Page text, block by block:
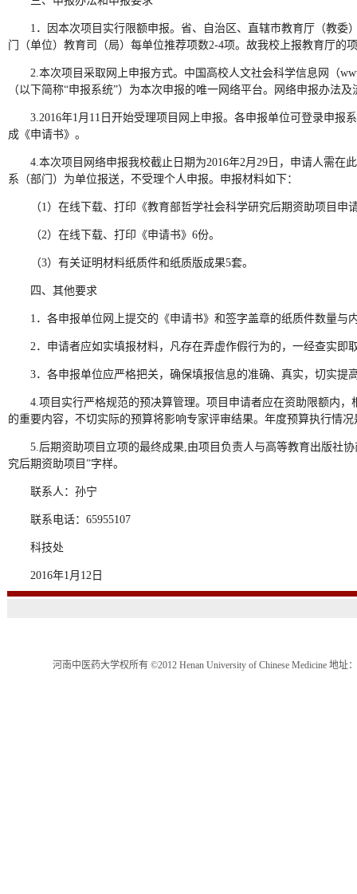
1．因本次项目实行限额申报。省、自治区、直辖市教育厅（教
门（单位）教育司（局）每单位推荐项数2-4项。故我校上报教育厅的
2.本次项目采取网上申报方式。中国高校人文社会科学信息网（
（以下简称“申报系统”）为本次申报的唯一网络平台。网络申报办法
3.2016年1月11日开始受理项目网上申报。各申报单位可登录申
成《申请书》。
4.本次项目网络申报我校截止日期为2016年2月29日，申请人需
系（部门）为单位报送，不受理个人申报。申报材料如下：
（1）在线下载、打印《教育部哲学社会科学研究后期资助项目
（2）在线下载、打印《申请书》6份。
（3）有关证明材料纸质件和纸质版成果5套。
四、其他要求
1．各申报单位网上提交的《申请书》和签字盖章的纸质件数量与
2．申请者应如实填报材料，凡存在弄虚作假行为的，一经查实即
3．各申报单位应严格把关，确保填报信息的准确、真实，切实提
4.项目实行严格规范的预决算管理。项目申请者应在资助限额内
的重要内容，不切实际的预算将影响专家评审结果。年度预算执行情
5.后期资助项目立项的最终成果,由项目负责人与高等教育出版社
究后期资助项目”字样。
联系人：孙宁
联系电话：65955107
科技处
2016年1月12日
河南中医药大学权所有 ©2012 Henan University of Chinese Medicine 地